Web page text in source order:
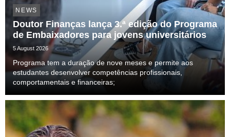
NEWS
Doutor Finanças lança 3.ª edição do Programa
de Embaixadores para jovens universitários
5 August 2026
Programa tem a duração de nove meses e permite aos
estudantes desenvolver competências profissionais,
comportamentais e financeiras;